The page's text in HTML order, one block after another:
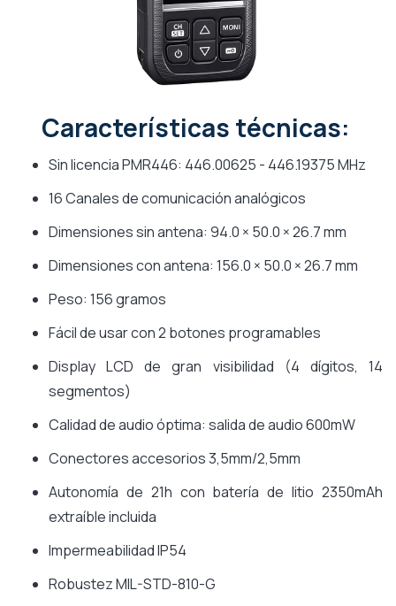
Características técnicas:
Sin licencia PMR446: 446.00625 - 446.19375 MHz
16 Canales de comunicación analógicos
Dimensiones sin antena: 94.0 × 50.0 × 26.7 mm
Dimensiones con antena: 156.0 × 50.0 × 26.7 mm
Peso: 156 gramos
Fácil de usar con 2 botones programables
Display LCD de gran visibilidad (4 dígitos, 14
segmentos)
Calidad de audio óptima: salida de audio 600mW
Conectores accesorios 3,5mm/2,5mm
Autonomía de 21h con batería de litio 2350mAh
extraíble incluida
Impermeabilidad IP54
Robustez MIL-STD-810-G